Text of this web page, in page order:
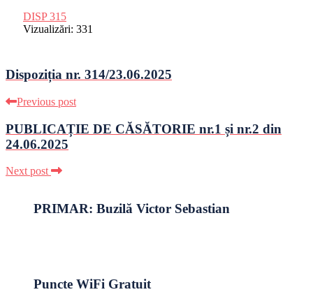
DISP 315
Vizualizări: 331
Dispoziția nr. 314/23.06.2025
Previous post
PUBLICAȚIE DE CĂSĂTORIE nr.1 și nr.2 din
24.06.2025
Next post
PRIMAR: Buzilă Victor Sebastian
Puncte WiFi Gratuit